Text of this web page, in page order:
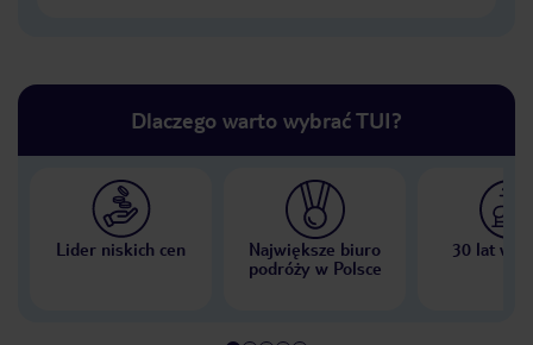
Dlaczego warto wybrać TUI?
Lider niskich cen
Największe biuro
podróży w Polsce
30 lat w